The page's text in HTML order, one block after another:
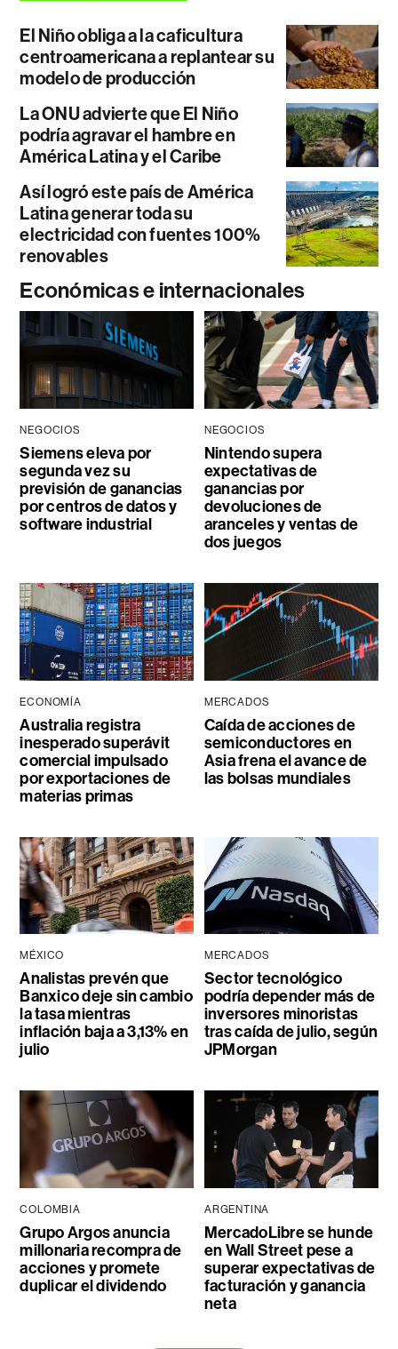
El Niño obliga a la caficultura
centroamericana a replantear su
modelo de producción
La ONU advierte que El Niño
podría agravar el hambre en
América Latina y el Caribe
Así logró este país de América
Latina generar toda su
electricidad con fuentes 100%
renovables
Económicas e internacionales
NEGOCIOS
Siemens eleva por
segunda vez su
previsión de ganancias
por centros de datos y
software industrial
NEGOCIOS
Nintendo supera
expectativas de
ganancias por
devoluciones de
aranceles y ventas de
dos juegos
ECONOMÍA
Australia registra
inesperado superávit
comercial impulsado
por exportaciones de
materias primas
MERCADOS
Caída de acciones de
semiconductores en
Asia frena el avance de
las bolsas mundiales
MÉXICO
Analistas prevén que
Banxico deje sin cambio
la tasa mientras
inflación baja a 3,13% en
julio
MERCADOS
Sector tecnológico
podría depender más de
inversores minoristas
tras caída de julio, según
JPMorgan
COLOMBIA
Grupo Argos anuncia
millonaria recompra de
acciones y promete
duplicar el dividendo
ARGENTINA
MercadoLibre se hunde
en Wall Street pese a
superar expectativas de
facturación y ganancia
neta